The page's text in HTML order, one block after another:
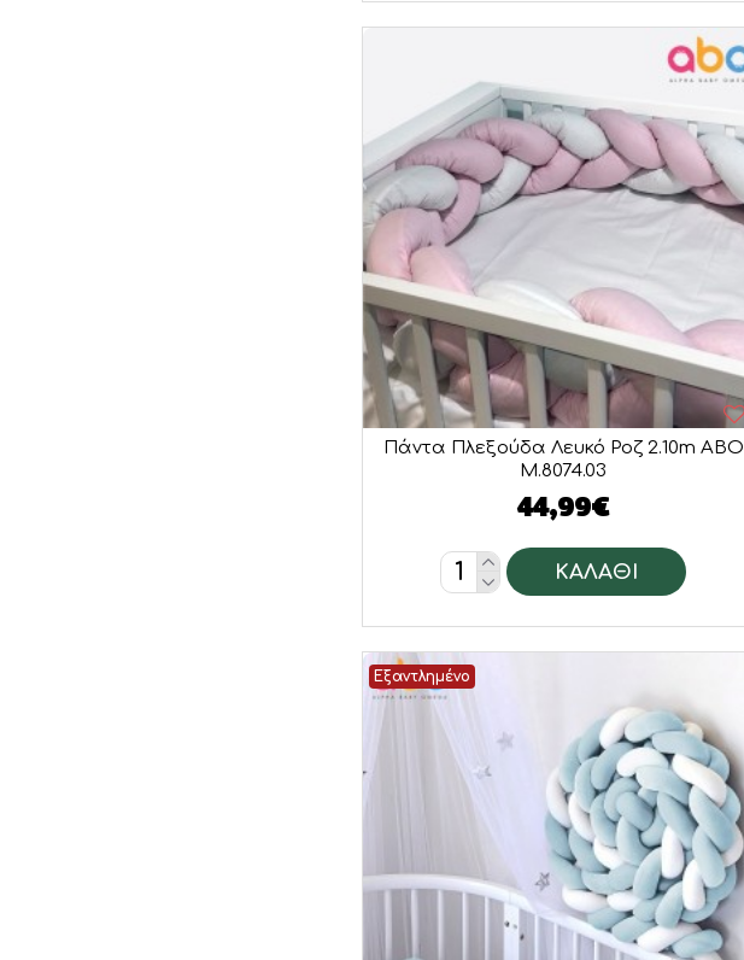
Πάντα Πλεξούδα Λευκό Ροζ 2.10m ABO
M.8074.03
44,99€
ΚΑΛΆΘΙ
Εξαντλημένο